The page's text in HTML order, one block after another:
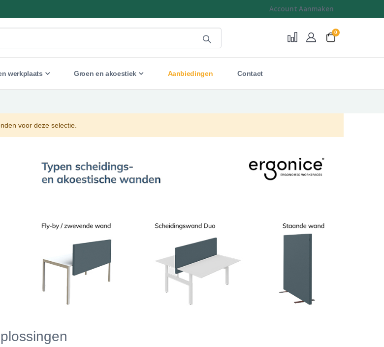
Account Aanmaken
Cart
0
werkplaats Groen en akoestiek Aanbiedingen Contact
voor deze selectie.